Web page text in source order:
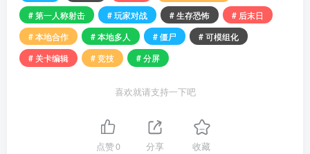
# 第一人称射击
# 玩家对战 # 生存恐怖
# 后末日
# 本地合作
# 本地多人 # 僵尸
# 可模组化
# 关卡编辑
# 竞技 # 分屏
喜欢就请支持一下吧
点赞0 分享 收藏